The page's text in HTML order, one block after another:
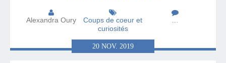
Alexandra Oury
Coups de coeur et
curiosités
…
20 NOV. 2019